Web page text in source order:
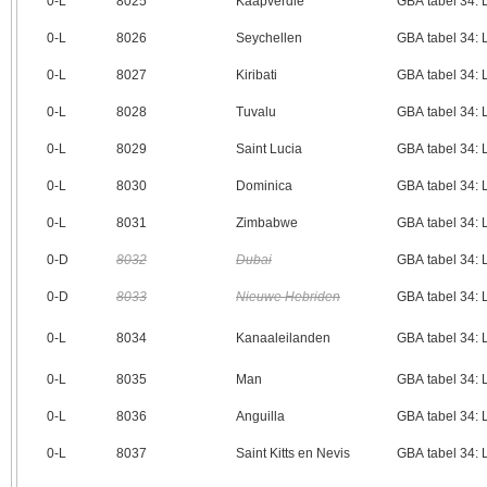
0‑L 8026 Seychellen GBA tabel 34:
0‑L 8027 Kiribati GBA tabel 34:
0‑L 8028 Tuvalu GBA tabel 34:
0‑L 8029 Saint Lucia GBA tabel 34:
0‑L 8030 Dominica GBA tabel 34:
0‑L 8031 Zimbabwe GBA tabel 34:
0‑D 8032 Dubai GBA tabel 34:
0‑D 8033 Nieuwe Hebriden GBA tabel 34:
0‑L 8034 Kanaaleilanden GBA tabel 34:
0‑L 8035 Man GBA tabel 34:
0‑L 8036 Anguilla GBA tabel 34:
0‑L 8037 Saint Kitts en Nevis GBA tabel 34: